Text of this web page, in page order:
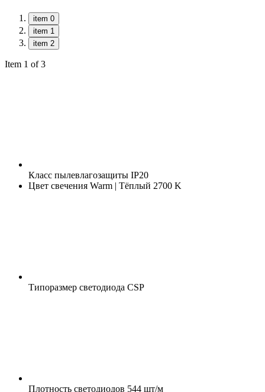
item 0
item 1
item 2
Item 1 of 3
Класс пылевлагозащиты IP20
Цвет свечения Warm | Тёплый 2700 K
Типоразмер светодиода CSP
Плотность светодиодов 544 шт/м